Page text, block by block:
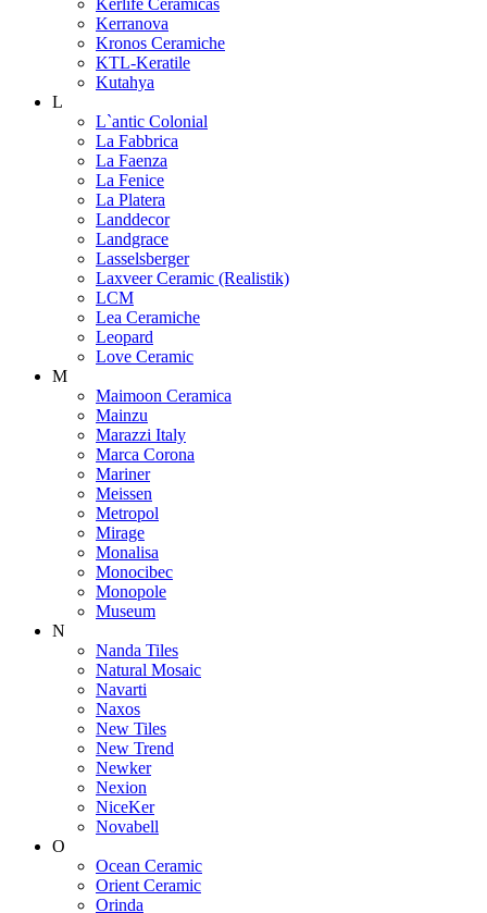
Kerranova
Kronos Ceramiche
KTL-Keratile
Kutahya
L
L`antic Colonial
La Fabbrica
La Faenza
La Fenice
La Platera
Landdecor
Landgrace
Lasselsberger
Laxveer Ceramic (Realistik)
LCM
Lea Ceramiche
Leopard
Love Ceramic
M
Maimoon Ceramica
Mainzu
Marazzi Italy
Marca Corona
Mariner
Meissen
Metropol
Mirage
Monalisa
Monocibec
Monopole
Museum
N
Nanda Tiles
Natural Mosaic
Navarti
Naxos
New Tiles
New Trend
Newker
Nexion
NiceKer
Novabell
O
Ocean Ceramic
Orient Ceramic
Orinda